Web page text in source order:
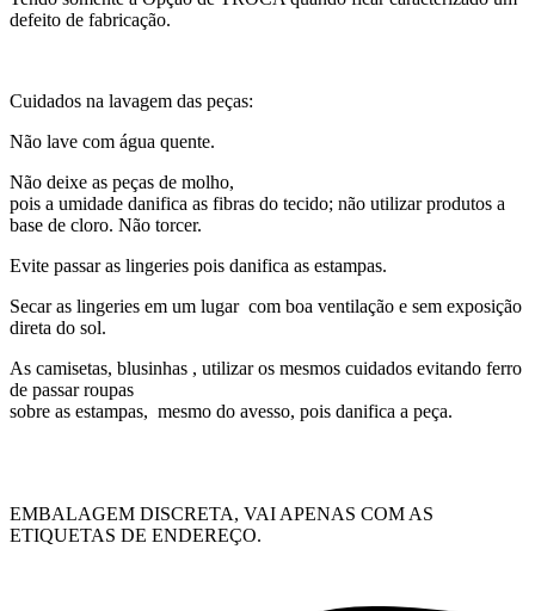
defeito de fabricação.
Cuidados na lavagem das peças:
Não lave com água quente.
Não deixe as peças de molho,
pois a umidade danifica as fibras do tecido; não utilizar produtos a
base de cloro. Não torcer.
Evite passar as lingeries pois danifica as estampas.
Secar as lingeries em um lugar com boa ventilação e sem exposição
direta do sol.
As camisetas, blusinhas , utilizar os mesmos cuidados evitando ferro
de passar roupas
sobre as estampas, mesmo do avesso, pois danifica a peça.
EMBALAGEM DISCRETA, VAI APENAS COM AS
ETIQUETAS DE ENDEREÇO.